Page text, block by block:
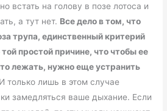
встать на голову в позе лотоса и
а тут нет. Все дело в том, что
трупа, единственный критерий
простой причине, что чтобы ее
лежать, нужно еще устранить
И только лишь в этом случае
замедляться ваше дыхание. Если